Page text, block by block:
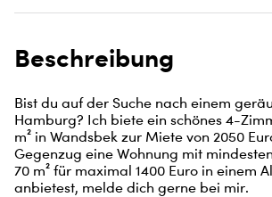
Beschreibung
Bist du auf der Suche nach einem
Hamburg? Ich biete ein schönes 4-
m² in Wandsbek zur Miete von 2050
Gegenzug eine Wohnung mit
70 m² für maximal 1400 Euro in einem
anbietest, melde dich gerne bei mir.